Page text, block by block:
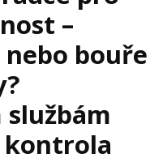
–
nebo bouře
kontrola